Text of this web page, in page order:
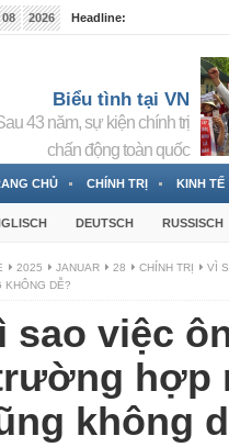
08 2026
Headline:
Biểu tình tại VN
43 năm, sự kiện chính trị
chấn động toàn quốc
CHỦ CHÍNH TRỊ KINH TẾ
DEUTSCH RUSSISCH
2025 JANUAR 28 CHÍNH TRỊ
VÌ
KHÔNG DỄ?
sao việc
hợp
không